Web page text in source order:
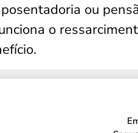
ou
o